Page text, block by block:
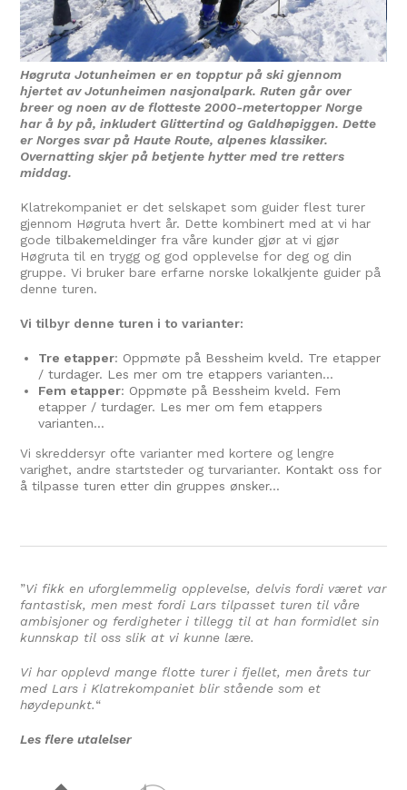
Høgruta Jotunheimen er en topptur på ski gjennom
hjertet av Jotunheimen nasjonalpark. Ruten går over
breer og noen av de flotteste 2000-metertopper Norge
har å by på, inkludert Glittertind og Galdhøpiggen. Dette
er Norges svar på Haute Route, alpenes klassiker.
Overnatting skjer på betjente hytter med tre retters
middag.
Klatrekompaniet er det selskapet som guider flest turer
gjennom Høgruta hvert år. Dette kombinert med at vi har
godetilbakemeldinger fra våre kunder gjør at vi gjør
Høgruta til en trygg og god opplevelse for deg og din
gruppe. Vi bruker bare erfarne norske lokalkjente guider på
denne turen.
Vi tilbyr denne turen i to varianter:
Tre etapper: Oppmøte på Bessheim kveld. Tre etapper
/ turdager. Les mer om tre etappers varianten…
Fem etapper: Oppmøte på Bessheim kveld. Fem
etapper / turdager. Les mer om fem etappers
varianten…
Vi skreddersyr ofte varianter med kortere og lengre
varighet, andre startsteder og turvarianter. Kontakt oss for
å tilpasse turen etter din gruppes ønsker…
”Vi fikk en uforglemmelig opplevelse, delvis fordi været var
fantastisk, men mest fordi Lars tilpasset turen til våre
ambisjoner og ferdigheter i tillegg til at han formidlet sin
kunnskap til oss slik at vi kunne lære.
Vi har opplevd mange flotte turer i fjellet, men årets tur
med Lars i Klatrekompaniet blir stående som et
høydepunkt.“
Les flere utalelser